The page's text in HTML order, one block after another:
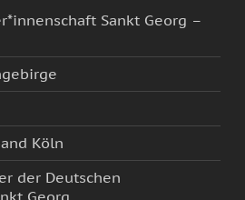
Sankt Georg –
Köln
der Deutschen
Georg